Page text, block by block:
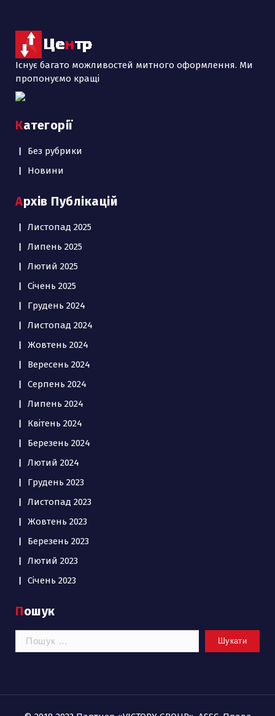
Існує багато можливостей митного оформлення. Ми
пропонуємо кращі
Категорії
Без рубрики
Новини
Архів Публікацій
Листопад 2025
Липень 2025
Лютий 2025
Січень 2025
Грудень 2024
Листопад 2024
Жовтень 2024
Вересень 2024
Серпень 2024
Липень 2024
Квітень 2024
Березень 2024
Лютий 2024
Грудень 2023
Листопад 2023
Жовтень 2023
Березень 2023
Лютий 2023
Січень 2023
Пошук
Пошук: